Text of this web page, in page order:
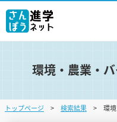
ログイン
学校を探す
環境・農業・
トップページ 検索結果 環